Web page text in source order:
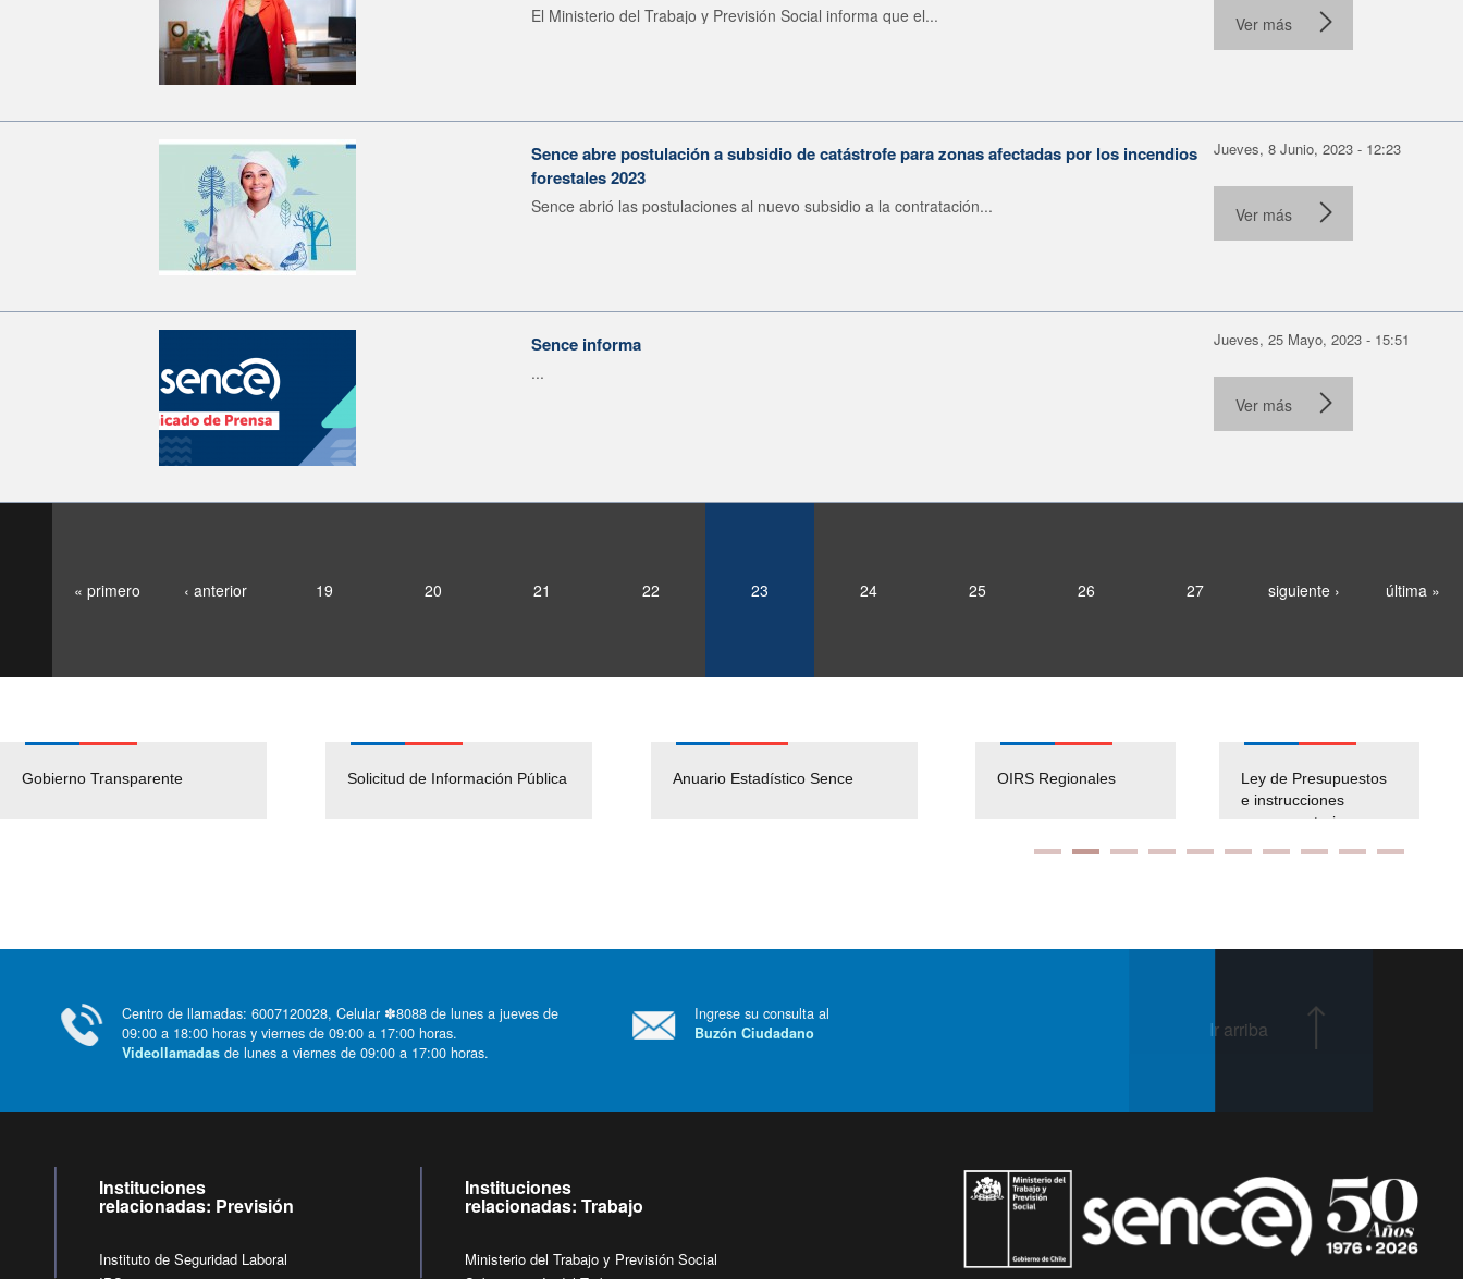
El Ministerio del Trabajo y Previsión Social informa que el... Ver más
Sence abre postulación a subsidio de catástrofe para zonas afectadas por los incendios
forestales 2023
Sence abrió las postulaciones al nuevo subsidio a la contratación...
Jueves, 8 Junio, 2023 - 12:23
Ver más
Sence informa
...
Jueves, 25 Mayo, 2023 - 15:51
Ver más
« primero ‹ anterior 19 20 21 22 23 24 25 26 27 siguiente › última »
Gobierno Transparente Solicitud de Información Pública Anuario Estadístico Sence
Pago Proveedores
Empleos Públicos
Solicitud Audiencias y
OIRS Regionales
Ley de Presupuestos
e instrucciones
presuspuetarias
Centro de llamadas: 6007120028, Celular ✽8088 de lunes a jueves de
09:00 a 18:00 horas y viernes de 09:00 a 17:00 horas.
Videollamadas de lunes a viernes de 09:00 a 17:00 horas.
Ingrese su consulta al
Buzón Ciudadano
Instituciones
relacionadas: Previsión
Instituto de Seguridad Laboral
Instituciones
relacionadas: Trabajo
Ministerio del Trabajo y Previsión Social